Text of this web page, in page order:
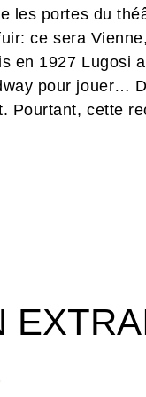
les portes du
ce sera
en 1927 Lugosi
pour jouer…
Pourtant, cette
de
avec sa